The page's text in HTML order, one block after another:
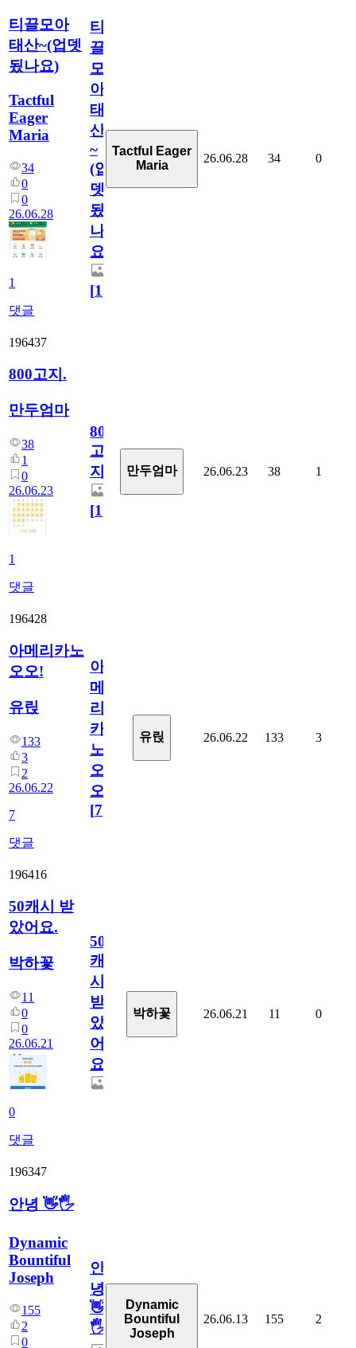
티끌모아
태산~(업뎃
됬나요)
Tactful
Eager
Maria
34
0
0
26.06.28
1
댓글
티
끌
모
아
태
산
~
(업
뎃
됬
나
요)
[1]
Tactful Eager
Maria
26.06.28 34 0
196437
800고지.
만두엄마
38
1
0
26.06.23
1
댓글
800
고
지.
[1]
만두엄마 26.06.23 38 1
196428
아메리카노
오오!
유릱
133
3
2
26.06.22
7
댓글
아
메
리
카
노
오
오!
[7]
유릱 26.06.22 133 3
196416
50캐시 받
았어요.
박하꽃
11
0
0
26.06.21
0
댓글
50
캐
시
받
았
어
요.
박하꽃 26.06.21 11 0
196347
안녕 👋🖐
Dynamic
Bountiful
Joseph
155
2
0
안
녕
👋
🖐
Dynamic
Bountiful
Joseph
26.06.13 155 2